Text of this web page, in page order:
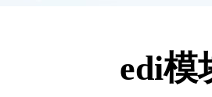
edi模